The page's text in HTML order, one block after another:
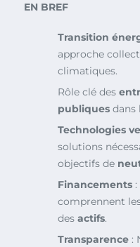
EN BREF
Transition
approche
climatiques.
Rôle clé des
publiques dans
Technologies
solutions
objectifs de
Financements
comprennent
des actifs.
Transparence :